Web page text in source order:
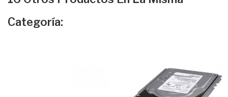
Categoría: